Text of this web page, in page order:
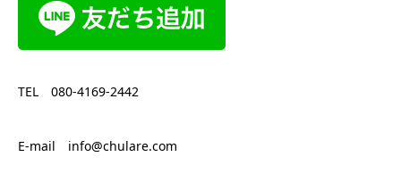
TEL 080-4169-2442
E-mail info@chulare.com